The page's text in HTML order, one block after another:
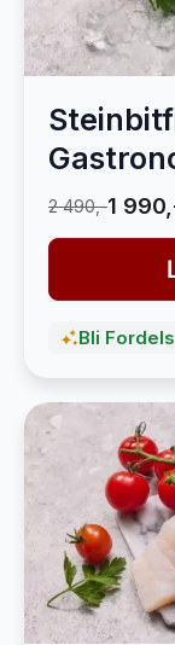
2 490,-1
Bli